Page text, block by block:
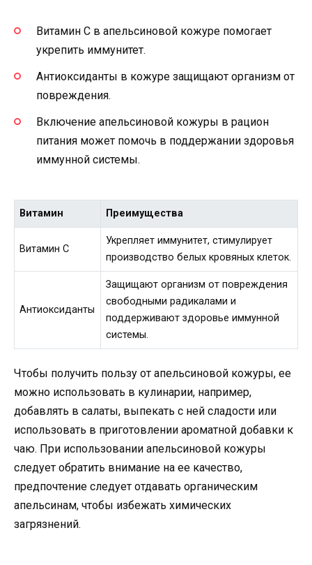
Витамин C в апельсиновой кожуре помогает
укрепить иммунитет.
Антиоксиданты в кожуре защищают организм от
повреждения.
Включение апельсиновой кожуры в рацион
питания может помочь в поддержании здоровья
иммунной системы.
Витамин Преимущества
Витамин C
Укрепляет иммунитет, стимулирует
производство белых кровяных клеток.
Антиоксиданты
Защищают организм от повреждения
свободными радикалами и
поддерживают здоровье иммунной
системы.
Чтобы получить пользу от апельсиновой кожуры, ее
можно использовать в кулинарии, например,
добавлять в салаты, выпекать с ней сладости или
использовать в приготовлении ароматной добавки к
чаю. При использовании апельсиновой кожуры
следует обратить внимание на ее качество,
предпочтение следует отдавать органическим
апельсинам, чтобы избежать химических
загрязнений.